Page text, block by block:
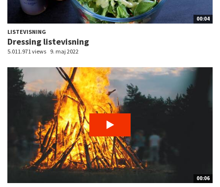
00:04
LISTEVISNING
Dressing listevisning
5.011.971 views 9. maj 2022
00:06